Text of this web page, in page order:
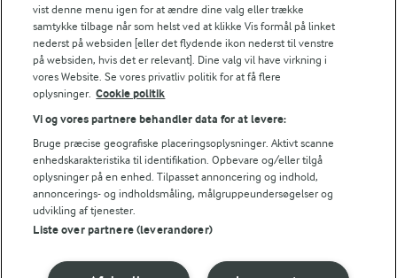
FØLG MED PÅ INSTAGRAM
Få madinspiration,
tips og tricks her
45 MIN
(72)
vist denne menu igen for at ændre dine valg eller trække
samtykke tilbage når som helst ved at klikke Vis formål på linket
nederst på websiden [eller det flydende ikon nederst til venstre
på websiden, hvis det er relevant]. Dine valg vil have virkning i
vores Website. Se vores privatliv politik for at få flere
oplysninger. Cookie politik
Vi og vores partnere behandler data for at levere:
Bruge præcise geografiske placeringsoplysninger. Aktivt scanne
enhedskarakteristika til identifikation. Opbevare og/eller tilgå
oplysninger på en enhed. Tilpasset annoncering og indhold,
annoncerings- og indholdsmåling, målgruppeundersøgelser og
udvikling af tjenester.
Liste over partnere (leverandører)